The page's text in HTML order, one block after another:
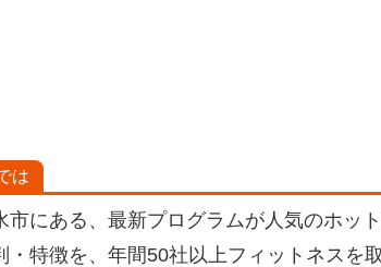
は
市にある、最新プログラムが人気のホッ
・特徴を、年間50社以上フィットネスを